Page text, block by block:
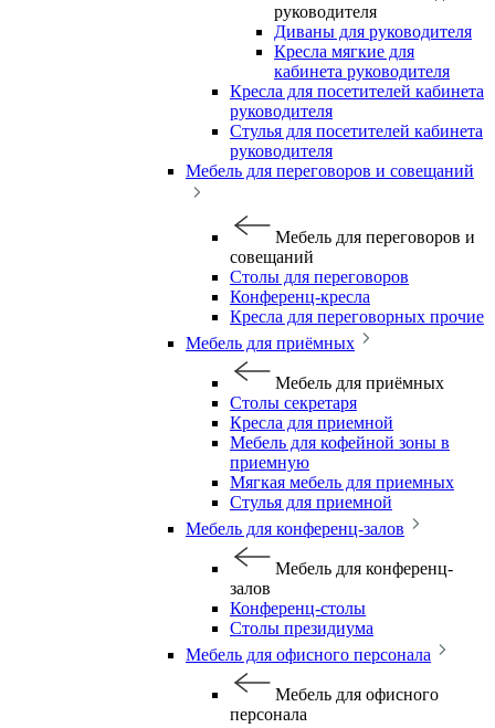
руководителя
Диваны для руководителя
Кресла мягкие для
кабинета руководителя
Кресла для посетителей кабинета
руководителя
Стулья для посетителей кабинета
руководителя
Мебель для переговоров и совещаний
Мебель для переговоров и
совещаний
Столы для переговоров
Конференц-кресла
Кресла для переговорных прочие
Мебель для приёмных
Мебель для приёмных
Столы секретаря
Кресла для приемной
Мебель для кофейной зоны в
приемную
Мягкая мебель для приемных
Стулья для приемной
Мебель для конференц-залов
Мебель для конференц-
залов
Конференц-столы
Столы президиума
Мебель для офисного персонала
Мебель для офисного
персонала